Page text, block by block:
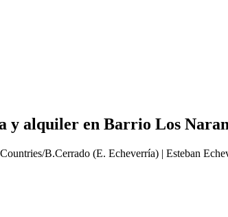
y alquiler en Barrio Los
B.Cerrado (E. Echeverría) | Esteban